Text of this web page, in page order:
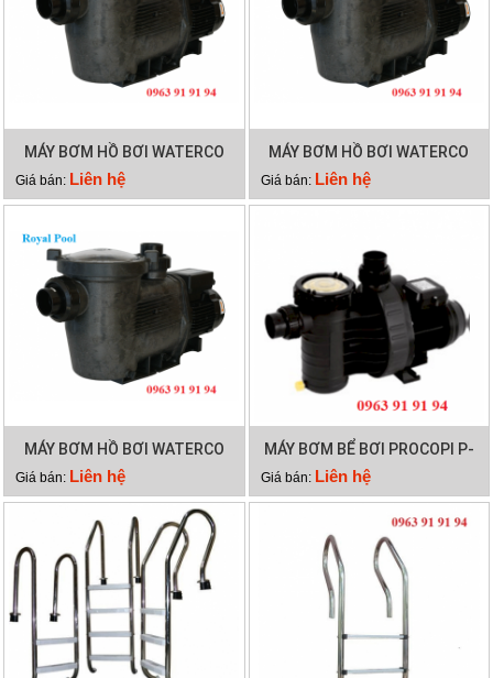
MÁY BƠM HỒ BƠI WATERCO
HYDROSTAR 200
Giá bán: Liên hệ
MÁY BƠM HỒ BƠI WATERCO
HYDROSTAR 250
Giá bán: Liên hệ
MÁY BƠM HỒ BƠI WATERCO
HYDROSTAR 300
Giá bán: Liên hệ
MÁY BƠM BỂ BƠI PROCOPI P-
AP 0.95HP
Giá bán: Liên hệ